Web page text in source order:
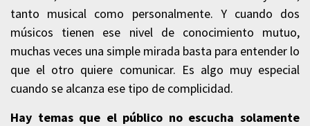
tanto musical como personalmente. Y cuando dos
músicos tienen ese nivel de conocimiento mutuo,
muchas veces una simple mirada basta para entender lo
que el otro quiere comunicar. Es algo muy especial
cuando se alcanza ese tipo de complicidad.
Hay temas que el público no escucha solamente